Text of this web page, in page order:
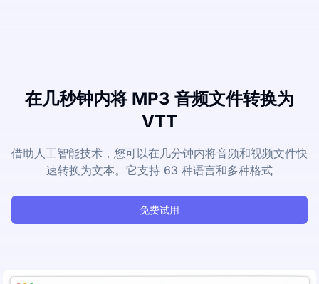
在几秒钟内将 MP3 音频文件转换为
VTT
借助人工智能技术，您可以在几分钟内将音频和视频文件快
速转换为文本。它支持 63 种语言和多种格式
免费试用